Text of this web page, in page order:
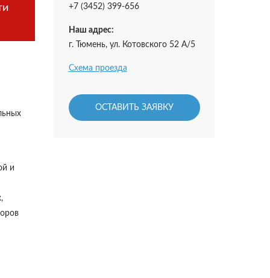
и
+7 (3452) 399-656
Наш адрес:
г. Тюмень, ул. Котовского 52 А/5
Схема проезда
ОСТАВИТЬ ЗАЯВКУ